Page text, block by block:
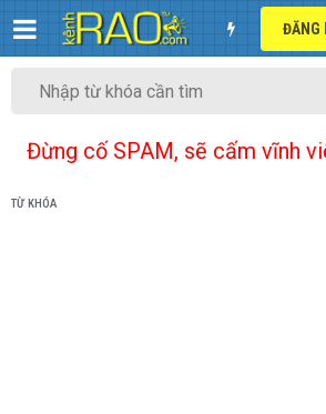
Đừng cố SPAM, sẽ cấm vĩnh
TỪ KHÓA